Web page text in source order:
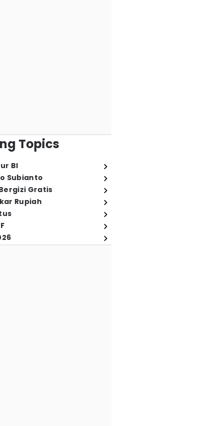
Topics
BI
Subianto
Gratis
Rupiah